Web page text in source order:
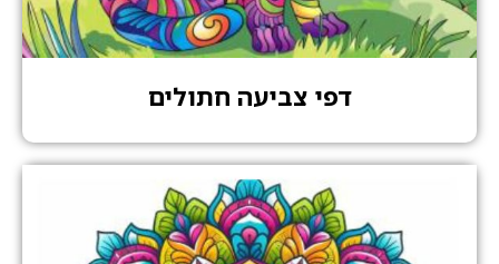
דפי צביעה חתולים